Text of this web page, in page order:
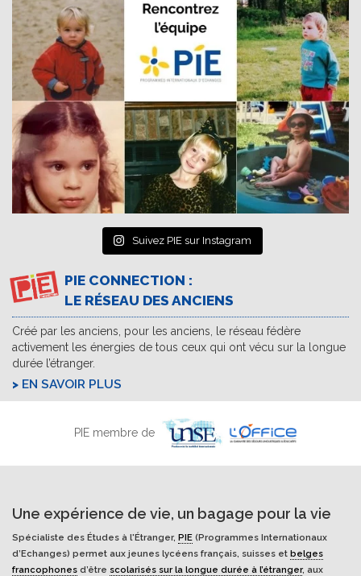
Suivez PIE sur Instagram
PIE CONNECTION :
LE RÉSEAU DES ANCIENS
Créé par les anciens, pour les anciens, le réseau fédère
activement les énergies de tous ceux qui ont vécu sur la longue
durée l’étranger.
EN SAVOIR PLUS
PIE membre de
Une expérience de vie, un bagage pour la vie
Spécialiste des Études à l'Étranger, PIE (Programmes Internationaux
d’Echanges) permet aux jeunes lycéens français, suisses et belges
francophones d’être scolarisés sur la longue durée à l’étranger, aux